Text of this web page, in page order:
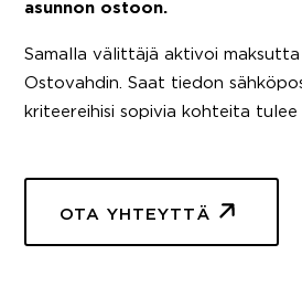
asunnon ostoon.
Samalla välittäjä aktivoi
Ostovahdin. Saat tiedon
kriteereihisi sopivia kohteita tulee
OTA YHTEYTTÄ